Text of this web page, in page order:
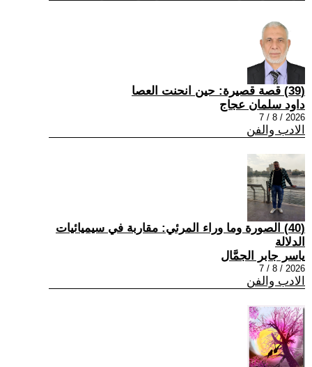
(39) قصة قصيرة: حين انحنت العصا
داود سلمان عجاج
2026 / 8 / 7
الادب والفن
(40) الصورة وما وراء المرئي: مقاربة في سيميائيات
الدلالة
ياسر جابر الجمَّال
2026 / 8 / 7
الادب والفن